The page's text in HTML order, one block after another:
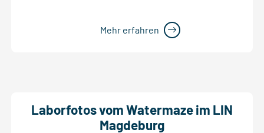
Mehr erfahren
Laborfotos vom Watermaze im LIN
Magdeburg